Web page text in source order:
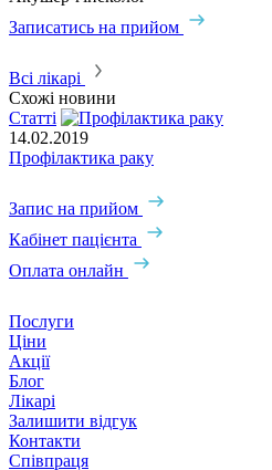
Записатись на прийом
Всі лікарі
Схожі новини
Статті
14.02.2019
Профілактика раку
Запис на прийом
Кабінет пацієнта
Оплата онлайн
Послуги
Ціни
Акції
Блог
Лікарі
Залишити відгук
Контакти
Співпраця